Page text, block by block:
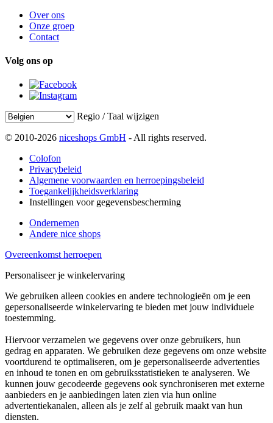
Over ons
Onze groep
Contact
Volg ons op
Regio / Taal wijzigen
© 2010-2026 niceshops GmbH - All rights reserved.
Colofon
Privacybeleid
Algemene voorwaarden en herroepingsbeleid
Toegankelijkheidsverklaring
Instellingen voor gegevensbescherming
Ondernemen
Andere nice shops
Overeenkomst herroepen
Personaliseer je winkelervaring
We gebruiken alleen cookies en andere technologieën om je een
gepersonaliseerde winkelervaring te bieden met jouw individuele
toestemming.
Hiervoor verzamelen we gegevens over onze gebruikers, hun
gedrag en apparaten. We gebruiken deze gegevens om onze website
voortdurend te optimaliseren, om je gepersonaliseerde advertenties
en inhoud te tonen en om gebruiksstatistieken te analyseren. We
kunnen jouw gecodeerde gegevens ook synchroniseren met externe
aanbieders en je aanbiedingen laten zien via hun online
advertentiekanalen, alleen als je zelf al gebruik maakt van hun
diensten.